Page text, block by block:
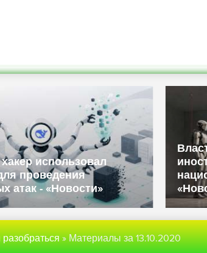
полиции и госслужащих
попали в даркнет -
» Материалы за 13.10.2020